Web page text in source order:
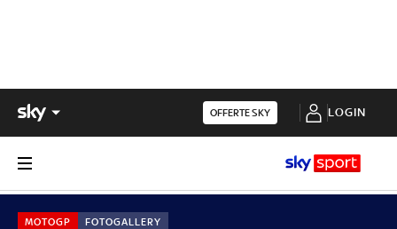
OFFERTE SKY LOGIN
MOTOGP FOTOGALLERY